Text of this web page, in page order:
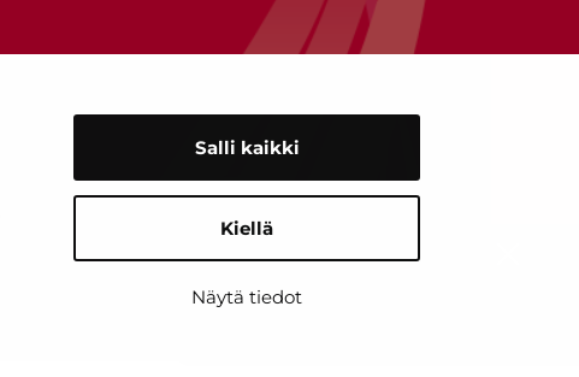
Salli kaikki
Kiellä
Näytä tiedot
KYSY TAI SOITA
ASIAKAS­